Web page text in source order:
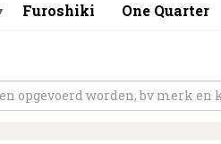
Furoshiki One Quarter